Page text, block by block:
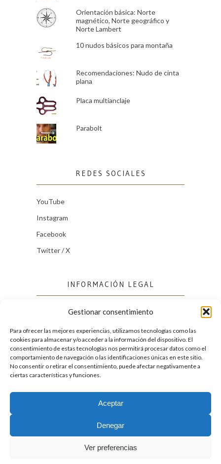
Gestionar consentimiento
Para ofrecer las mejores experiencias, utilizamos tecnologías como las
cookies para almacenar y/o acceder a la información del dispositivo. El
consentimiento de estas tecnologías nos permitirá procesar datos como el
comportamiento de navegación o las identificaciones únicas en este sitio.
No consentir o retirar el consentimiento, puede afectar negativamente a
ciertas características y funciones.
Aceptar
Denegar
Ver preferencias
Orientación básica: Norte
magnético, Norte geográfico y
Norte Lambert
10 nudos básicos para montaña
Recomendaciones: Nudo de cinta
plana
Placa multianclaje
Parabolt
REDES SOCIALES
YouTube
Instagram
Facebook
Twitter / X
INFORMACIÓN LEGAL
Política de cookies (UE)
Política de privacidad
FACEBOOK